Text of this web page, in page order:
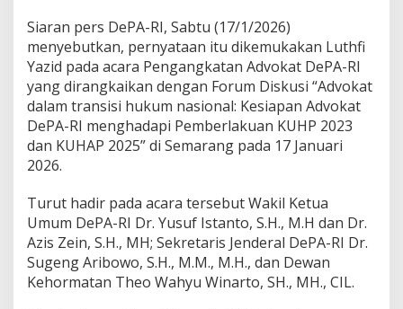
i
n
d
u
n
g
a
n
f
e
s
i
A
d
Siaran pers DePA-RI, Sabtu (17/1/2026)
menyebutkan, pernyataan itu dikemukakan Luthfi
Yazid pada acara Pengangkatan Advokat DePA-RI
yang dirangkaikan dengan Forum Diskusi “Advokat
dalam transisi hukum nasional: Kesiapan Advokat
DePA-RI menghadapi Pemberlakuan KUHP 2023
dan KUHAP 2025” di Semarang pada 17 Januari
2026.
Turut hadir pada acara tersebut Wakil Ketua
Umum DePA-RI Dr. Yusuf Istanto, S.H., M.H dan Dr.
Azis Zein, S.H., MH; Sekretaris Jenderal DePA-RI Dr.
Sugeng Aribowo, S.H., M.M., M.H., dan Dewan
Kehormatan Theo Wahyu Winarto, SH., MH., CIL.